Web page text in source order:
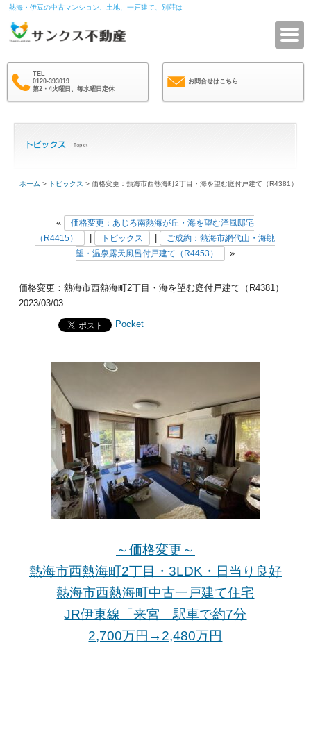
熱海・伊豆の中古マンション、土地、一戸建て、別荘は
TEL
0120-393019
第2・4火曜日、毎水曜日定休
お問合せはこちら
ホーム > トピックス > 価格変更：熱海市西熱海町2丁目・海を望む庭付戸建て（R4381）
«
価格変更：あじろ南熱海が丘・海を望む洋風邸宅
（R4415）
トピックス
ご成約：熱海市網代山・海眺
望・温泉露天風呂付戸建て（R4453）
»
価格変更：熱海市西熱海町2丁目・海を望む庭付戸建て（R4381）
2023/03/03
Pocket
～価格変更～
熱海市西熱海町2丁目・3LDK・日当り良好
熱海市西熱海町中古一戸建て住宅
JR伊東線「来宮 」駅車で約7分
2,700万円→2,480万円